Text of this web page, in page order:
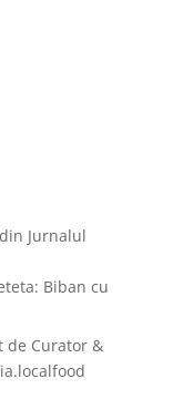
Jurnalul
Biban cu
de Curator &